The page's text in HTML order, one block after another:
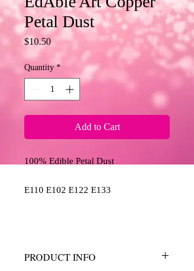
Petal Dust
$10.50Price
Quantity *
Add to Cart
100% Edible Petal Dust
E110 E102 E122 E133
PRODUCT INFO